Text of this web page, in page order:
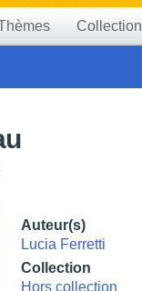
Auteur(s)
Lucia Ferretti
Collection
Hors collection